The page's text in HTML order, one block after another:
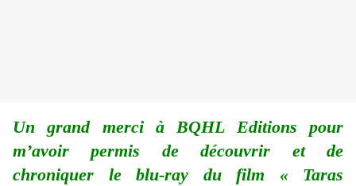
Un grand merci à BQHL Editions pour
m’avoir permis de découvrir et de
chroniquer le blu-ray du film « Taras